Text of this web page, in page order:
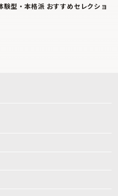
験型・本格派 おすすめセレクショ